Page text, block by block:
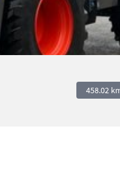
458.02